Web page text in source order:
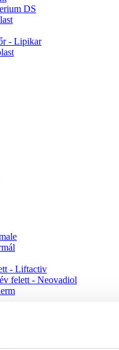
DS
- Lipikar
- Liftactiv
felett - Neovadiol